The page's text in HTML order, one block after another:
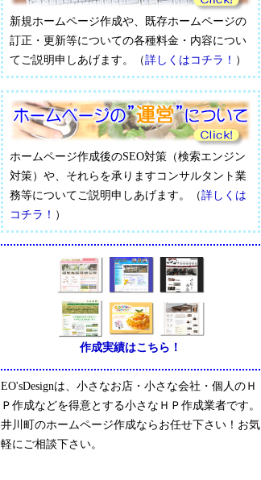
新規ホームページ作成や、既存ホームページの
訂正・更新等についての各種料金・内容につい
てご説明申しあげます。（詳しくはコチラ！ ）
ホームページ作成後のSEO対策（検索エンジン
対策）や、それらを承りますコンサルタント業
務等についてご説明申しあげます。（詳しくは
コチラ！ ）
作成実績はこちら！
EO'sDesignは、小さなお店・小さな会社・個人のＨ
Ｐ作成などを得意とする小さなＨＰ作成業者です。
井川町のホームページ作成ならお任せ下さい！お気
軽にご相談下さい。